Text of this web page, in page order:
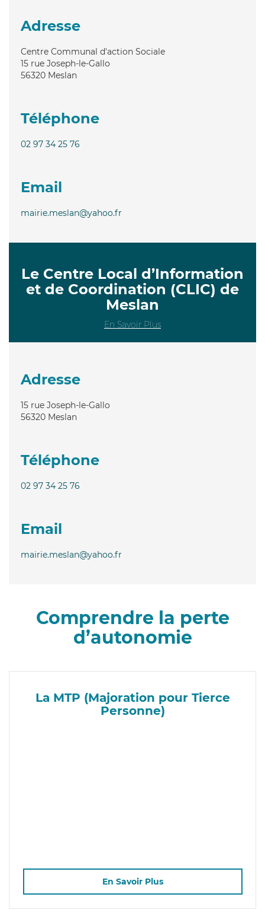
Adresse
Centre Communal d'action Sociale
15 rue Joseph-le-Gallo
56320 Meslan
Téléphone
02 97 34 25 76
Email
mairie.meslan@yahoo.fr
Le Centre Local d’Information
et de Coordination (CLIC) de
Meslan
En Savoir Plus
Adresse
15 rue Joseph-le-Gallo
56320 Meslan
Téléphone
02 97 34 25 76
Email
mairie.meslan@yahoo.fr
Comprendre la perte
d’autonomie
La MTP (Majoration pour Tierce
Personne)
En Savoir Plus